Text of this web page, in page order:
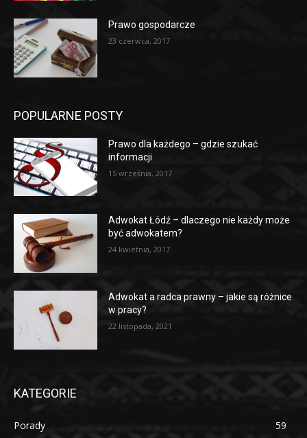
Prawo gospodarcze
23 czerwca, 2017
POPULARNE POSTY
Prawo dla każdego – gdzie szukać
informacji
15 września, 2017
Adwokat Łódź – dlaczego nie każdy może
być adwokatem?
24 kwietnia, 2017
Adwokat a radca prawny – jakie są różnice
w pracy?
22 listopada, 2021
KATEGORIE
Porady
59